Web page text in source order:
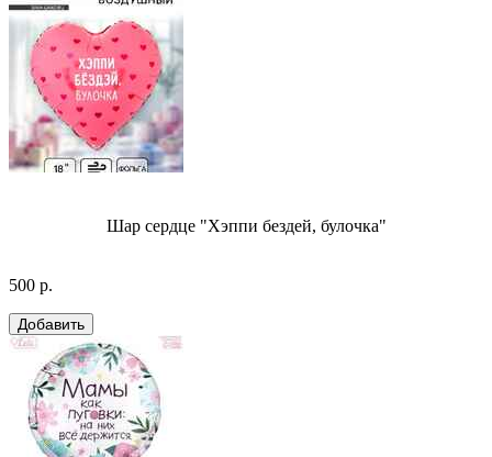
Шар сердце "Хэппи бездей, булочка"
500 р.